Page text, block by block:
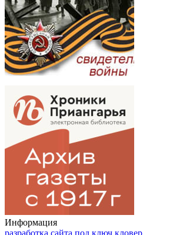
Информация
разработка сайта под ключ кловер